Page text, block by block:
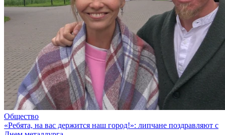
Общество
«Ребята, на вас держится наш город!»: липчане поздравляют с